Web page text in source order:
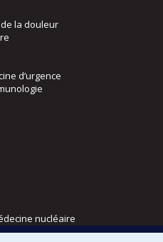
la douleur
d’urgence
nucléaire